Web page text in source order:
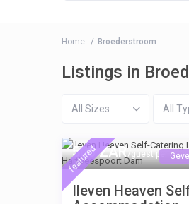
Home Broederstroom
Listings in
All Sizes All
500 ZAR/guest per night
featured
Ileven Heaven